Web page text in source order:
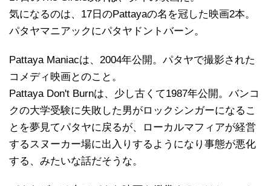
気になるのは、17日のPattayaの名を冠した映画2本。
パタヤマニアックにパタヤドントバーン。
Pattaya Maniacは、2004年公開。パタヤで撮影された
コメディ映画とのこと。
Pattaya Don't Burnは、少し古くて1987年公開。バンコ
クの大学受験に失敗した男がロックシンガーになるこ
とを夢見てパタヤに戻るが、ローカルマフィアが経営
するスヌーカー場に出入りするようになり事態が悪化
する、みたいな話だそうな。